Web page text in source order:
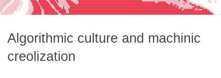
Team
░░░░░░▒▒▒▒░░  ░░░░░░░        ░░▓▓▓▓▓▓▒▒▓▓▓▓▓▓▓▓▒▒▒▓▓▓▓▓▓▒▓▓▒▒▒▒░▒▒▒▓▓▓▓▓▒▒░░░▒▒▓▓▓▓▓▓▓▓▓▓▓▓▓▓▓▓▓▓▓▓▓▓▓▓▓▓▓▓▓▓▓▓▓▓▓▓▓▓▓▓▓▓▓▓▓▓▓▓▓▓▓▓▓▓▓▓▓▓▓▓▓▓▓▓▓▒▒▒▒▒▒▒▒▒▒▒▒▒▒▒▒▒▒▒▒▒▒▒▒▒▒▒▒▒▒▒▒▒▒▒▒▒▓▒▒▒▒▓▓▓▒▒░
░░░░░▒▒▒▒░   ░░░░░░░░ ░      ░░▒▓▓▓▓▓▓▒▓▓▓▓▓▓▓▓▓▓▒▒▓▓▓▓▓▓▒▓▒▒▒▒▒▒▒▒▒▓▓▓▓▓▓▒▒▒▒▒▒▓▓▓▓▓▓▓▓▓▓▓▓▓▓▓▓▓▓▓▓▓▓▓▓▓▓▓▓▓▓▓▓▓▓▓▓▓▓▓▓▓▓▓▓▓▓▓▓▓▓▓▓▓▓▓▓▓▓▓▓▓▓▓▓▓▓▓▓▓▓▓▓▓▓▓▓▓▒▒▒▓▓▓▓▓▓▓▓▒▒▒▒▒▒▒▒▒▒▒▒▒▒▒▒▒▒▒▒▓▒▒▒▒░░
░░░▒▒▒▒░░  ░░░░░░░░░░ ░
░░▒▒▒░░   ░░░░░░░░░░ ░
░▒▒▒░░  ░░░░░░░░░░░  ░
▒▒░░  ░░░░░░░░░░░░  ░
▒░░  ░░░░░░░░░░░░  ░
░░  ░░░░░░░░░░░  ░
░ ░░░░░░░░░░░░
░░░░░░░░░░░              ░░
Algorithmic culture and machinic
creolization